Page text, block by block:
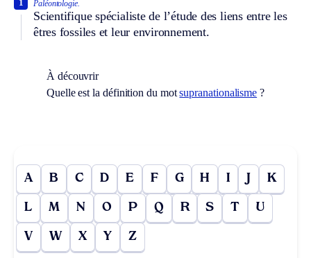
Paléontologie.
Scientifique spécialiste de l’étude des liens entre les
êtres fossiles et leur environnement.
1
À découvrir
Quelle est la définition du motsupranationalisme ?
A B C D E F G H I J K
L M N O P Q R S T U
V W X Y Z